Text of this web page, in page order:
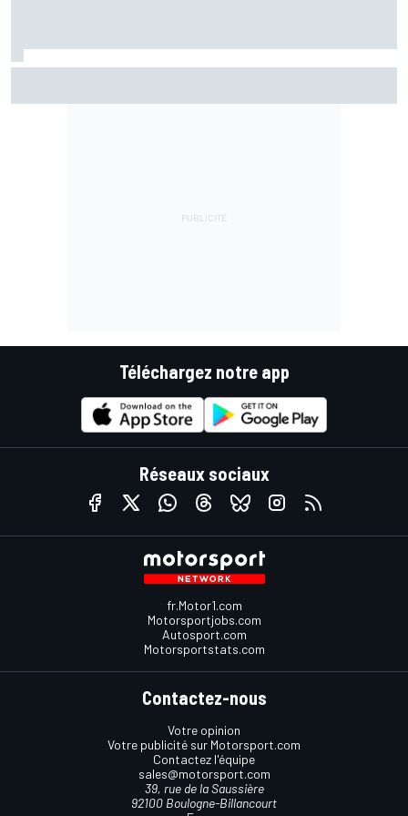
Téléchargez notre app
Réseaux sociaux
fr.Motor1.com
Motorsportjobs.com
Autosport.com
Motorsportstats.com
Contactez-nous
Votre opinion
Votre publicité sur Motorsport.com
Contactez l'équipe
sales@motorsport.com
39, rue de la Saussière
92100 Boulogne-Billancourt